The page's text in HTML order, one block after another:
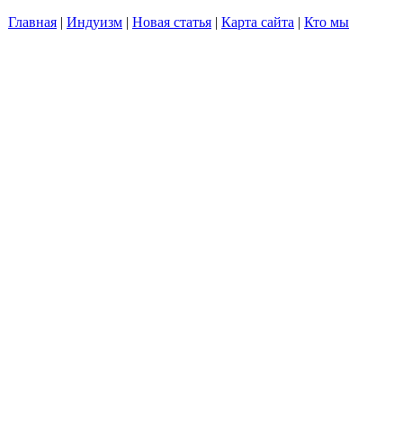
Главная | Индуизм | Новая статья | Карта сайта | Кто мы